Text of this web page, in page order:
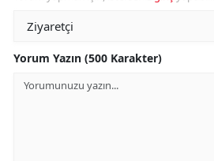
Yorum Yazın (500 Karakter)